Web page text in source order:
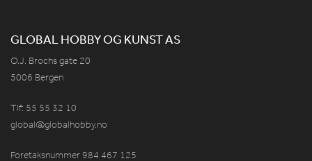
GLOBAL HOBBY OG KUNST AS
O.J. Brochs gate 20
5006 Bergen
Tlf: 55 55 32 10
global@globalhobby.no
Foretaksnummer 984 467 125